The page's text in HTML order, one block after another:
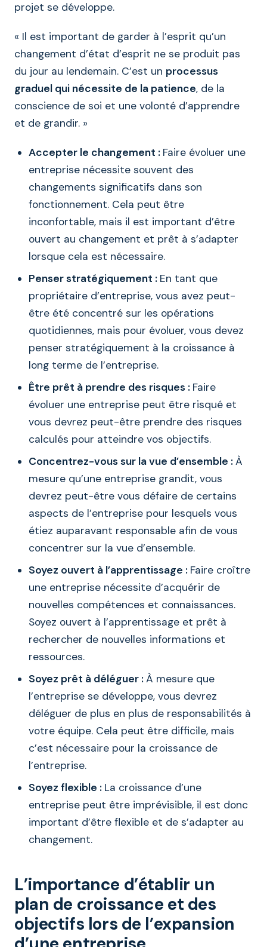
projet se développe.
« Il est important de garder à l’esprit qu’un
changement d’état d’esprit ne se produit pas
du jour au lendemain. C’est un processus
graduel qui nécessite de la patience, de la
conscience de soi et une volonté d’apprendre
et de grandir. »
Accepter le changement : Faire évoluer une
entreprise nécessite souvent des
changements significatifs dans son
fonctionnement. Cela peut être
inconfortable, mais il est important d’être
ouvert au changement et prêt à s’adapter
lorsque cela est nécessaire.
Penser stratégiquement : En tant que
propriétaire d’entreprise, vous avez peut-
être été concentré sur les opérations
quotidiennes, mais pour évoluer, vous devez
penser stratégiquement à la croissance à
long terme de l’entreprise.
Être prêt à prendre des risques : Faire
évoluer une entreprise peut être risqué et
vous devrez peut-être prendre des risques
calculés pour atteindre vos objectifs.
Concentrez-vous sur la vue d’ensemble :À
mesure qu’une entreprise grandit, vous
devrez peut-être vous défaire de certains
aspects de l’entreprise pour lesquels vous
étiez auparavant responsable afin de vous
concentrer sur la vue d’ensemble.
Soyez ouvert à l’apprentissage : Faire croître
une entreprise nécessite d’acquérir de
nouvelles compétences et connaissances.
Soyez ouvert à l’apprentissage et prêt à
rechercher de nouvelles informations et
ressources.
Soyez prêt à déléguer :À mesure que
l’entreprise se développe, vous devrez
déléguer de plus en plus de responsabilités à
votre équipe. Cela peut être difficile, mais
c’est nécessaire pour la croissance de
l’entreprise.
Soyez flexible : La croissance d’une
entreprise peut être imprévisible, il est donc
important d’être flexible et de s’adapter au
changement.
L’importance d’établir un
plan de croissance et des
objectifs lors de l’expansion